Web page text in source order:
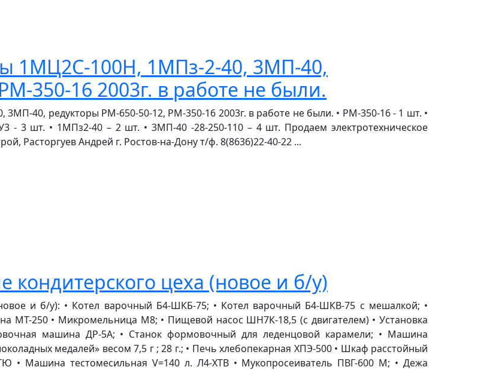
1МЦ2С-100Н, 1МПз-2-40, 3МП-40,
350-16 2003г. в работе не были.
40, редукторы РМ-650-50-12, РМ-350-16 2003г. в работе не были. • РМ-350-16 - 1 шт. •
- 3 шт. • 1МПз2-40 – 2 шт. • 3МП-40 -28-250-110 – 4 шт. Продаем электротехническое
Расторгуев Андрей г. Ростов-на-Дону т/ф. 8(8636)22-40-22 ...
кондитерского цеха (новое и б/у)
и б/у): • Котел варочный Б4-ШКБ-75; • Котел варочный Б4-ШКВ-75 с мешалкой; •
МТ-250 • Микромельница М8; • Пищевой насос ШН7К-18,5 (с двигателем) • Установка
машина ДР-5А; • Станок формовочный для леденцовой карамели; • Машина
медалей» весом 7,5 г ; 28 г.; • Печь хлебопекарная ХПЭ-500 • Шкаф расстойный
• Машина тестомесильная V=140 л. Л4-ХТВ • Мукопросеиватель ПВГ-600 М; • Дежа